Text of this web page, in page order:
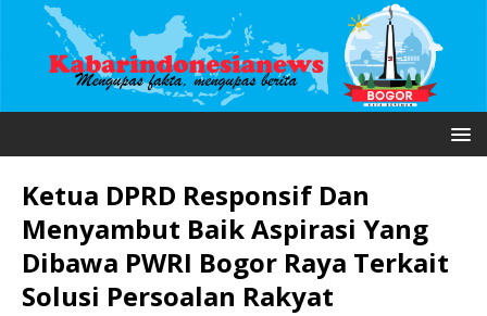
Ketua DPRD Responsif Dan
Menyambut Baik Aspirasi Yang
Dibawa PWRI Bogor Raya Terkait
Solusi Persoalan Rakyat